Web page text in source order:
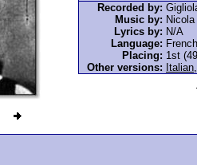
Recorded by:
Music by:
Lyrics by: N/A
Language: French
Placing: 1st
Other versions: Italian